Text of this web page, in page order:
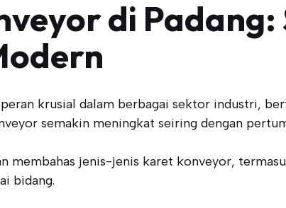
di Padang:
krusial dalam berbagai sektor industri,
semakin meningkat seiring dengan
membahas jenis-jenis karet konveyor,
bidang.